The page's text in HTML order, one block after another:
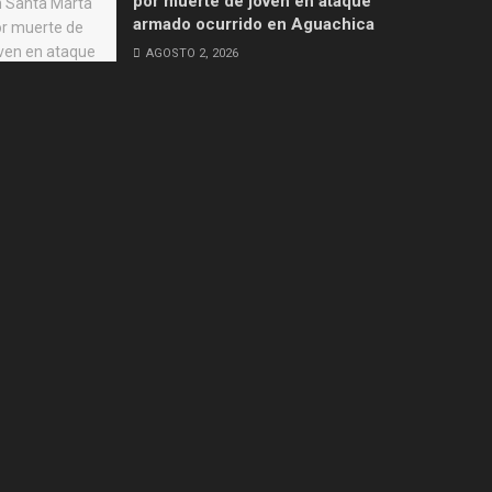
armado ocurrido en Aguachica
AGOSTO 2, 2026